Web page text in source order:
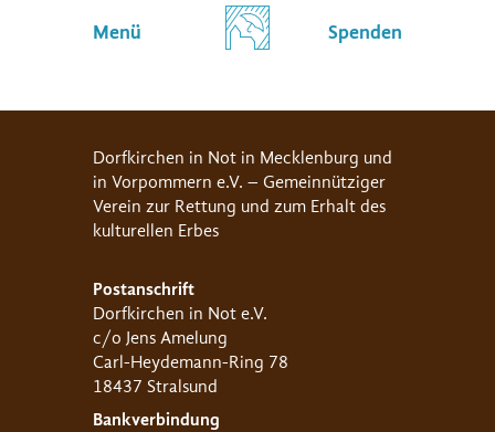
Menü Spenden
Dorfkirchen in Not in Mecklenburg und
in Vorpommern e.V. – Gemeinnütziger
Verein zur Rettung und zum Erhalt des
kulturellen Erbes
Postanschrift
Dorfkirchen in Not e.V.
c/o Jens Amelung
Carl-Heydemann-Ring 78
18437 Stralsund
Bankverbindung